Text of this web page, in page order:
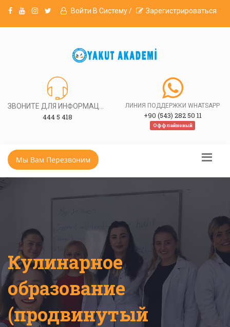
Войти В Систему / Зарегистрироваться
444 5 418
ЛИНИЯ ПОДДЕРЖКИ WHATSAPP
+90 (543) 282 50 11
Оффлайновый
Мы Вам Перезвоним
Кулинарное
образование
(продвинутый